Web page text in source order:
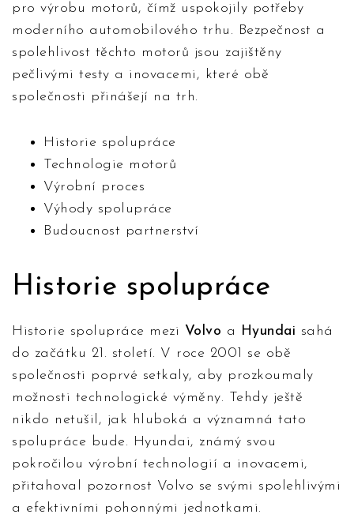
pro výrobu motorů, čímž uspokojily potřeby
moderního automobilového trhu. Bezpečnost a
spolehlivost těchto motorů jsou zajištěny
pečlivými testy a inovacemi, které obě
společnosti přinášejí na trh.
Historie spolupráce
Technologie motorů
Výrobní proces
Výhody spolupráce
Budoucnost partnerství
Historie spolupráce
Historie spolupráce mezi Volvo a Hyundai sahá
do začátku 21. století. V roce 2001 se obě
společnosti poprvé setkaly, aby prozkoumaly
možnosti technologické výměny. Tehdy ještě
nikdo netušil, jak hluboká a významná tato
spolupráce bude. Hyundai, známý svou
pokročilou výrobní technologií a inovacemi,
přitahoval pozornost Volvo se svými spolehlivými
a efektivními pohonnými jednotkami.